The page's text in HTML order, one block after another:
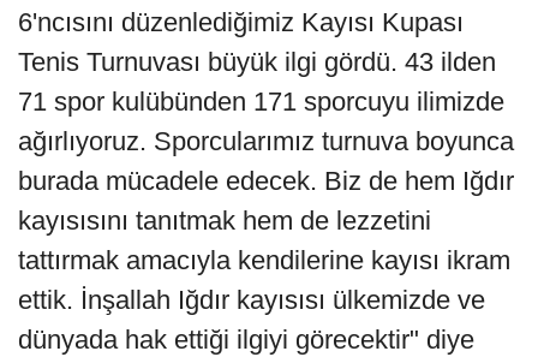
6'ncısını düzenlediğimiz Kayısı Kupası
Tenis Turnuvası büyük ilgi gördü. 43 ilden
71 spor kulübünden 171 sporcuyu ilimizde
ağırlıyoruz. Sporcularımız turnuva boyunca
burada mücadele edecek. Biz de hem Iğdır
kayısısını tanıtmak hem de lezzetini
tattırmak amacıyla kendilerine kayısı ikram
ettik. İnşallah Iğdır kayısısı ülkemizde ve
dünyada hak ettiği ilgiyi görecektir" diye